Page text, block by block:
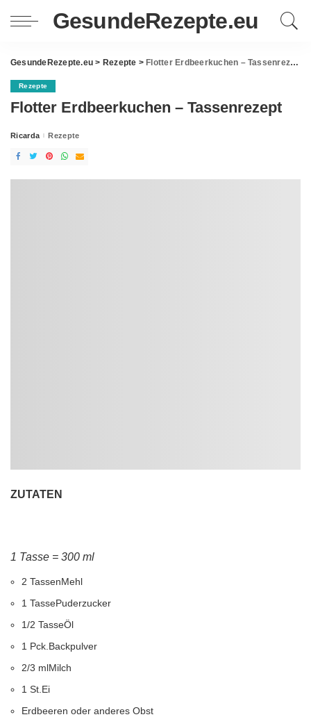
GesundeRezepte.eu
GesundeRezepte.eu > Rezepte > Flotter Erdbeerkuchen – Tassenrezept
Rezepte
Flotter Erdbeerkuchen – Tassenrezept
Posted
Ricarda Rezepte
ZUTATEN
1 Tasse = 300 ml
2 TassenMehl
1 TassePuderzucker
1/2 TasseÖl
1 Pck. Backpulver
2/3 mlMilch
1 St. Ei
Erdbeeren oder anderes Obst